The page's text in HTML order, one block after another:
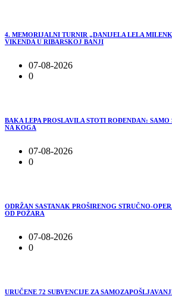
4. MEMORIJALNI TURNIR „DANIJELA LELA
VIKENDA U RIBARSKOJ BANJI
07-08-2026
0
BAKA LEPA PROSLAVILA STOTI ROĐENDAN:
NA KOGA
07-08-2026
0
ODRŽAN SASTANAK PROŠIRENOG STRUČNO-
OD POŽARA
07-08-2026
0
URUČENE 72 SUBVENCIJE ZA